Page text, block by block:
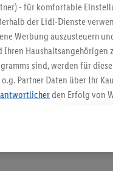
- für komfortable
der Lidl-Dienste
Werbung auszusteuern
Ihren Haushaltsangehörigen
sind, werden für
o.g. Partner Daten über Ihr
den Erfolg von
Profilen. Dies
in den Lidl-
Standortdaten) auch